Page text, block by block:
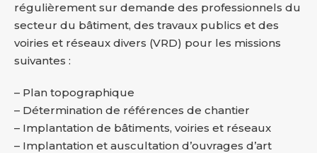
régulièrement sur demande des professionnels du
secteur du bâtiment, des travaux publics et des
voiries et réseaux divers (VRD) pour les missions
suivantes :
– Plan topographique
– Détermination de références de chantier
– Implantation de bâtiments, voiries et réseaux
– Implantation et auscultation d’ouvrages d’art